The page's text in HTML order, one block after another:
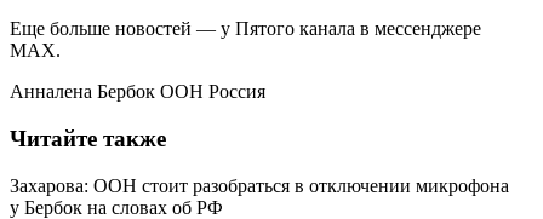
Еще больше новостей — у Пятого канала в мессенджере
MAX.
Анналена Бербок ООН Россия
Читайте также
Захарова: ООН стоит разобраться в отключении микрофона
у Бербок на словах об РФ